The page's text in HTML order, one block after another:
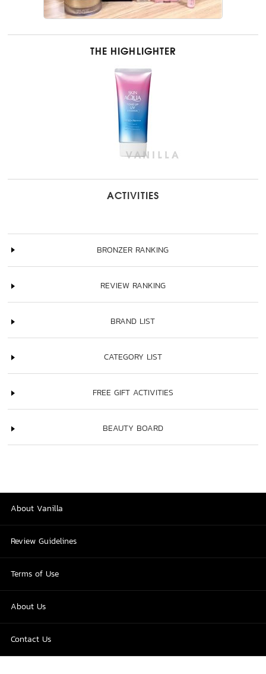
THE HIGHLIGHTER
ACTIVITIES
BRONZER RANKING
REVIEW RANKING
BRAND LIST
CATEGORY LIST
FREE GIFT ACTIVITIES
BEAUTY BOARD
About Vanilla
Review Guidelines
Terms of Use
About Us
Contact Us